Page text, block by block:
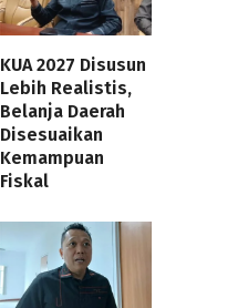
KUA 2027 Disusun
Lebih Realistis,
Belanja Daerah
Disesuaikan
Kemampuan
Fiskal